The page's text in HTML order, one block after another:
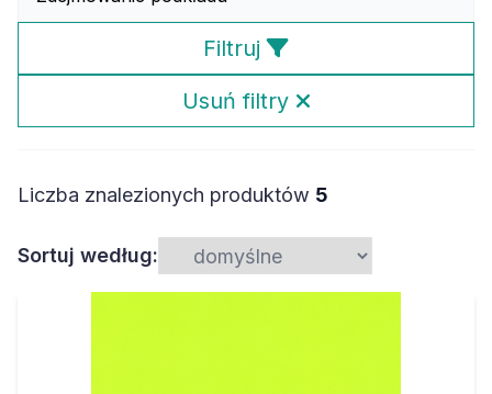
Filtruj
Usuń filtry
Liczba znalezionych produktów 5
Sortuj według: